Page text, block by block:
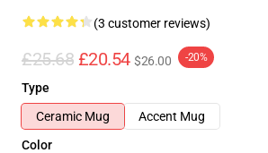
(3 customer reviews)
£25.68 £20.54 $26.00 -20%
Type
Ceramic Mug
Accent Mug
Color